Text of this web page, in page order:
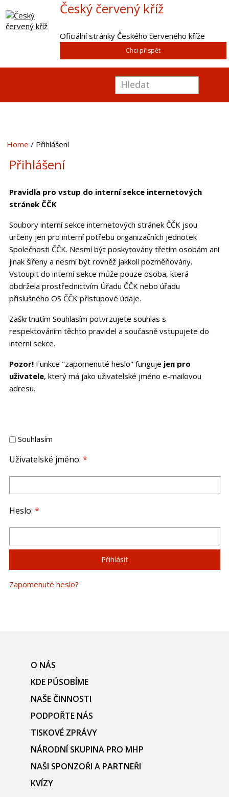
Český červený kříž
Oficiální stránky Českého červeného kříže
Chci přispět
Home Přihlášení
Přihlášení
Pravidla pro vstup do interní sekce internetových
stránek ČČK
Soubory interní sekce internetových stránek ČČK jsou
určeny jen pro interní potřebu organizačních jednotek
Společnosti ČČK. Nesmí být poskytovány třetím osobám ani
jinak šířeny a nesmí být rovněž jakkoli pozměňovány.
Vstoupit do interní sekce může pouze osoba, která
obdržela prostřednictvím Úřadu ČČK nebo úřadu
příslušného OS ČČK přístupové údaje.
Zaškrtnutím Souhlasím potvrzujete souhlas s
respektováním těchto pravidel a současně vstupujete do
interní sekce.
Pozor!Funkce "zapomenuté heslo" funguje jen pro
uživatele, který má jako uživatelské jméno e-mailovou
adresu.
Souhlasím
Uživatelské jméno: *
Heslo: *
Zapomenuté heslo?
O NÁS
KDE PŮSOBÍME
NAŠE ČINNOSTI
PODPOŘTE NÁS
TISKOVÉ ZPRÁVY
NÁRODNÍ SKUPINA PRO MHP
NAŠI SPONZOŘI A PARTNEŘI
KVÍZY